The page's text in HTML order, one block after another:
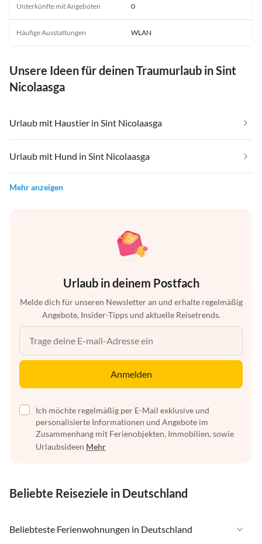
Unterkünfte mit Angeboten 0
Häufige Ausstattungen WLAN
Unsere Ideen für deinen Traumurlaub in Sint
Nicolaasga
Urlaub mit Haustier in Sint Nicolaasga
Urlaub mit Hund in Sint Nicolaasga
Mehr anzeigen
Urlaub in deinem Postfach
Melde dich für unseren Newsletter an und erhalte regelmäßig
Angebote, Insider-Tipps und aktuelle Reisetrends.
Anmelden
Ich möchte regelmäßig per E-Mail exklusive und
personalisierte Informationen und Angebote im
Zusammenhang mit Ferienobjekten, Immobilien, sowie
Urlaubsideen Mehr
Beliebte Reiseziele in Deutschland
Beliebteste Ferienwohnungen in Deutschland